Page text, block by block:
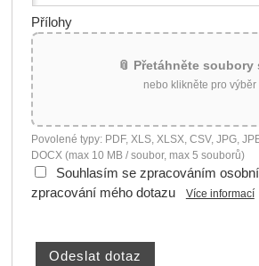
Přílohy
📎 Přetáhněte soubory
nebo klikněte pro výběr
Povolené typy: PDF, XLS, XLSX, CSV, JPG,
DOCX (max 10 MB / soubor, max 5 souborů)
Souhlasím se zpracováním
zpracování mého dotazu
Více informací